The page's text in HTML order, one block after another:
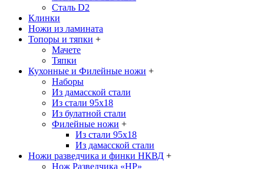
Сталь D2
Клинки
Ножи из ламината
Топоры и тяпки +
Мачете
Тяпки
Кухонные и Филейные ножи +
Наборы
Из дамасской стали
Из стали 95х18
Из булатной стали
Филейные ножи +
Из стали 95х18
Из дамасской стали
Ножи разведчика и финки НКВД +
Нож Разведчика «НР»